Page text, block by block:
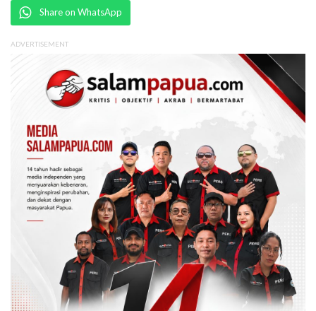
Share on WhatsApp
ADVERTISEMENT